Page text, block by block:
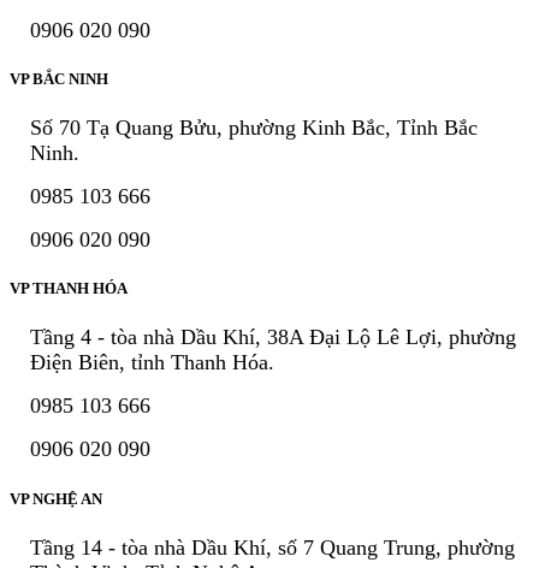
0906 020 090
VP BẮC NINH
Số 70 Tạ Quang Bửu, phường Kinh Bắc, Tỉnh Bắc
Ninh.
0985 103 666
0906 020 090
VP THANH HÓA
Tầng 4 - tòa nhà Dầu Khí, 38A Đại Lộ Lê Lợi, phường
Điện Biên, tỉnh Thanh Hóa.
0985 103 666
0906 020 090
VP NGHỆ AN
Tầng 14 - tòa nhà Dầu Khí, số 7 Quang Trung, phường